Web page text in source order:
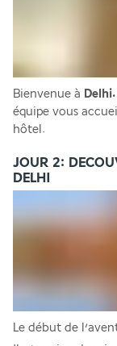
Bienvenue à Delhi.
équipe vous
hôtel.
JOUR 2:
DELHI
Le début de